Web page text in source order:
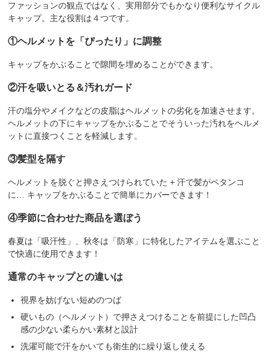
ファッションの観点ではなく、実用部分でもかなり便利なサイクル
キャップ。主な役割は４つです。
①ヘルメットを「ぴったり」に調整
キャップをかぶることで隙間を埋めることができます。
②汗を吸いとる＆汚れガード
汗の塩分やメイクなどの皮脂はヘルメットの劣化を加速させます。
ヘルメットの下にキャップをかぶることでそういった汚れをヘルメ
ットに直接つくことを軽減します。
③髪型を隔す
ヘルメットを脱ぐと押さえつけられていた + 汗で髪がペタンコ
に… キャップをかぶることで簡単にカバーできます！
④季節に合わせた商品を選ぼう
春夏は「吸汗性」、秋冬は「防寒」に特化したアイテムを選ぶこと
で快適に使用できます！
通常のキャップとの違いは
視界を妨げない短めのつば
硬いもの（ヘルメット）で押さえつけることを前提にした凹凸
感の少ない柔らかい素材と設計
洗濯可能で汗をかいても衛生的に繰り返し使える